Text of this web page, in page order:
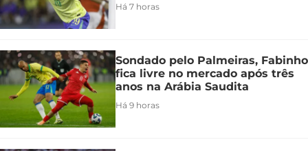
Há 7 horas
Sondado pelo Palmeiras, Fabinho
fica livre no mercado após três
anos na Arábia Saudita
Há 9 horas